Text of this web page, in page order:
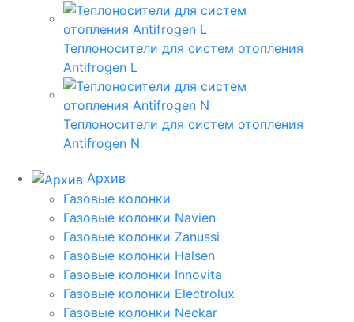
Теплоносители для систем отопления
Antifrogen L
Теплоносители для систем отопления
Antifrogen N
Архив
Газовые колонки
Газовые колонки Navien
Газовые колонки Zanussi
Газовые колонки Halsen
Газовые колонки Innovita
Газовые колонки Electrolux
Газовые колонки Neckar